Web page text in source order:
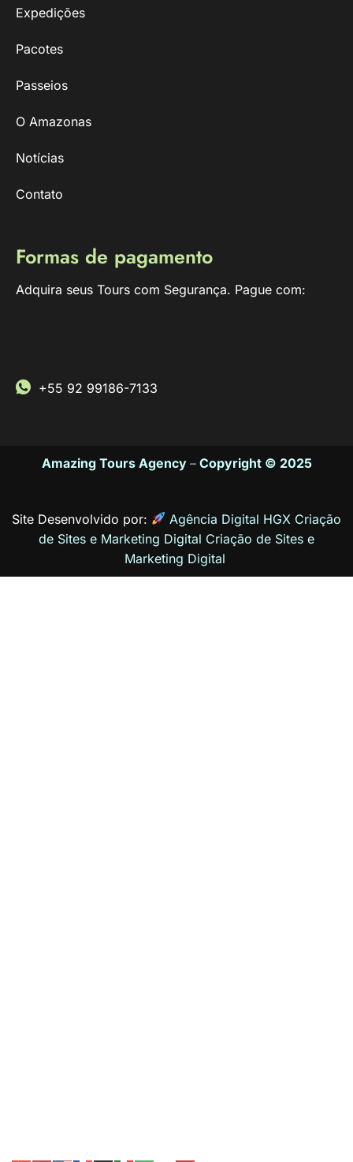
Expedições
Pacotes
Passeios
O Amazonas
Notícias
Contato
Formas de pagamento
Adquira seus Tours com Segurança. Pague com:
+55 92 99186-7133
Amazing Tours Agency– Copyright © 2025
Site Desenvolvido por:
Agência Digital HGX Criação
de Sites e Marketing Digital Criação de Sites e
Marketing Digital